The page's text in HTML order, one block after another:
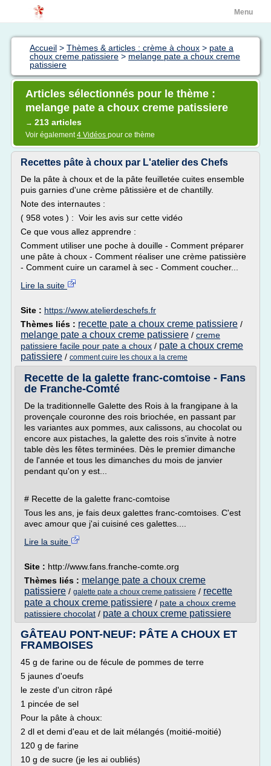
Menu
Accueil > Thèmes & articles : crème à choux > pate a
choux creme patissiere > melange pate a choux creme
patissiere
Articles sélectionnés pour le thème :
melange pate a choux creme patissiere
→ 213 articles
Voir également4 Vidéos pour ce thème
Recettes pâte à choux par L'atelier des Chefs
De la pâte à choux et de la pâte feuilletée cuites ensemble
puis garnies d'une crème pâtissière et de chantilly.
Note des internautes :
( 958 votes ) : Voir les avis sur cette vidéo
Ce que vous allez apprendre :
Comment utiliser une poche à douille - Comment préparer
une pâte à choux - Comment réaliser une crème patissière
- Comment cuire un caramel à sec - Comment coucher...
Lire la suite
Site : https://www.atelierdeschefs.fr
Thèmes liés : recette pate a choux creme patissiere /
melange pate a choux creme patissiere / creme
patissiere facile pour pate a choux / pate a choux creme
patissiere / comment cuire les choux a la creme
Recette de la galette franc-comtoise - Fans
de Franche-Comté
De la traditionnelle Galette des Rois à la frangipane à la
provençale couronne des rois briochée, en passant par
les variantes aux pommes, aux calissons, au chocolat ou
encore aux pistaches, la galette des rois s'invite à notre
table dès les fêtes terminées. Dès le premier dimanche
de l'année et tous les dimanches du mois de janvier
pendant qu'on y est...
# Recette de la galette franc-comtoise
Tous les ans, je fais deux galettes franc-comtoises. C'est
avec amour que j'ai cuisiné ces galettes....
Lire la suite
Site : http://www.fans.franche-comte.org
Thèmes liés : melange pate a choux creme
patissiere / galette pate a choux creme patissiere / recette
pate a choux creme patissiere / pate a choux creme
patissiere chocolat / pate a choux creme patissiere
GÂTEAU PONT-NEUF: PÂTE A CHOUX ET
FRAMBOISES
45 g de farine ou de fécule de pommes de terre
5 jaunes d'oeufs
le zeste d'un citron râpé
1 pincée de sel
Pour la pâte à choux:
2 dl et demi d'eau et de lait mélangés (moitié-moitié)
120 g de farine
10 g de sucre (je les ai oubliés)